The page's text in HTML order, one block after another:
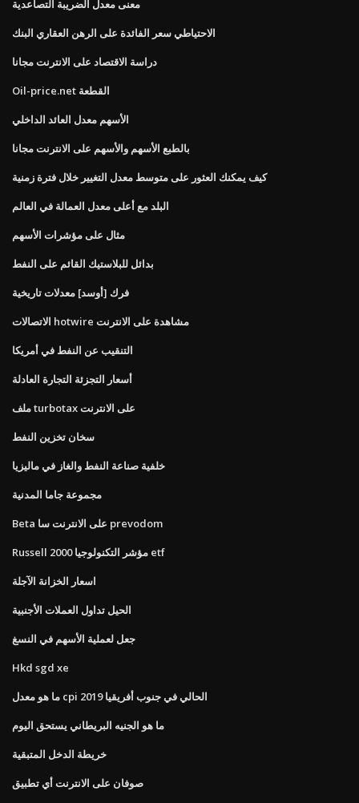
معنى معدل الضريبة التصاعدية
الاحتياطي سعر الفائدة على الرهن العقاري البنك
دراسة الاقتصاد على الانترنت مجانا
Oil-price.net القطعة
الأسهم معدل العائد الداخلي
بالطبع الأسهم والأسهم على الانترنت مجانا
كيف يمكنك العثور على متوسط ​​معدل التغيير خلال فترة زمنية
البلد مع أعلى معدل العمالة في العالم
مثال على مؤشرات الأسهم
بدائل للبلاستيك القائم على النفط
فرك [أوسد] معدلات تاريخية
الاتصالات hotwire مشاهدة على الانترنت
التنقيب عن النفط في أمريكا
أسعار التجزئة التجارة العادلة
ملف turbotax على الانترنت
سخان تخزين النفط
خلفية صناعة النفط والغاز في ماليزيا
مجموعة جاما المدنية
Beta على الانترنت سا prevodom
Russell 2000 مؤشر التكنولوجيا etf
اسعار الخزانة الآجلة
الحيل تداول العملات الأجنبية
جعل لعملية الأسهم في النسغ
Hkd sgd xe
ما هو معدل cpi الحالي في جنوب أفريقيا 2019
ما هو الجنيه البريطاني يستحق اليوم
خريطة الدخل المتبقية
صوفان على الانترنت أي تطبيق